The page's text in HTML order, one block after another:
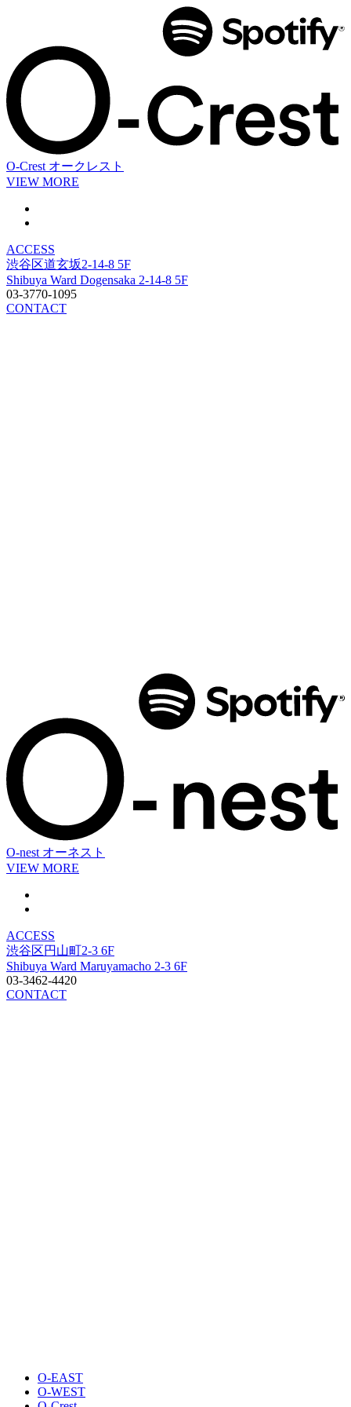
O-Crest オークレスト
VIEW MORE
ACCESS
渋谷区道玄坂2-14-8 5F
Shibuya Ward Dogensaka 2-14-8 5F
03-3770-1095
CONTACT
O-nest オーネスト
VIEW MORE
ACCESS
渋谷区円山町2-3 6F
Shibuya Ward Maruyamacho 2-3 6F
03-3462-4420
CONTACT
O-EAST
O-WEST